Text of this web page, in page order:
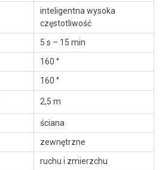
inteligentna wysoka
częstotliwość
5 s – 15 min
160 °
160 °
2,5 m
ściana
zewnętrzne
ruchu i zmierzchu